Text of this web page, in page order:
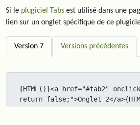
Si le plugiciel Tabs est utilisé dans une
lien sur un onglet spécifique de ce
Version 7 Versions précédentes
{HTML()}<a href="#tab2"
return false;">Onglet 2</